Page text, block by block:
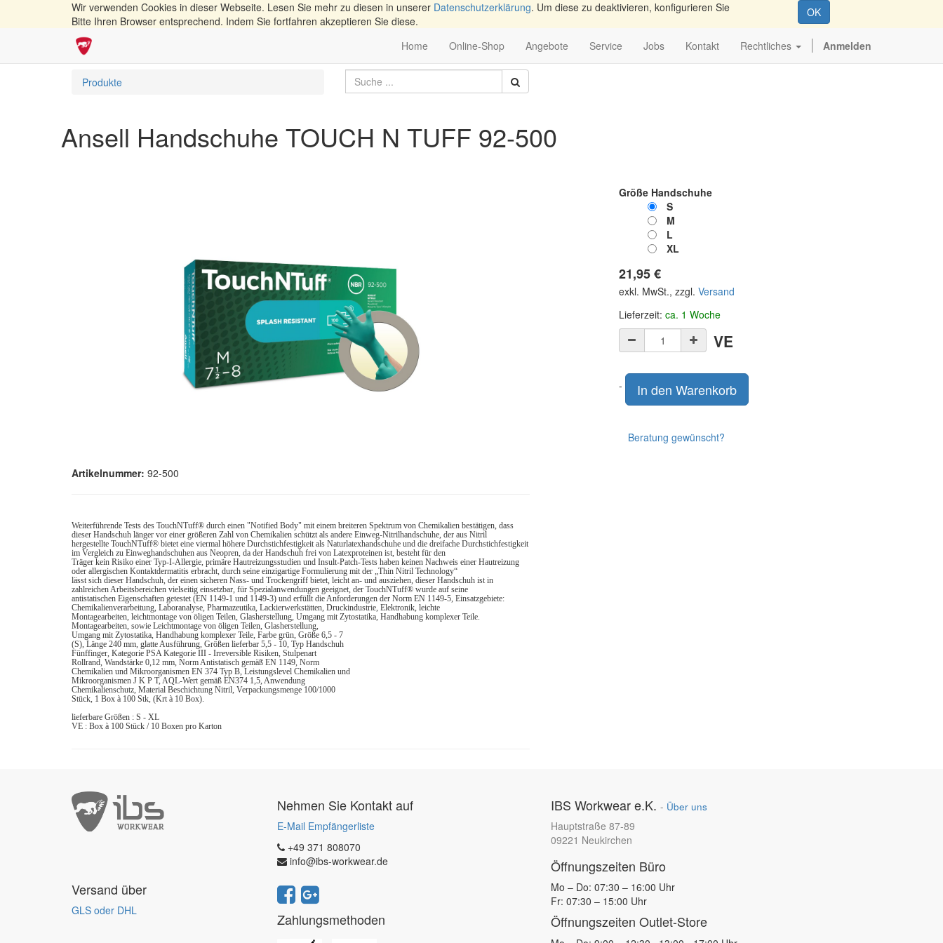
Wir verwenden Cookies in dieser Webseite. Lesen Sie mehr zu diesen in unserer Datenschutzerklärung. Um diese zu deaktivieren, konfigurieren Sie
Bitte Ihren Browser entsprechend. Indem Sie fortfahren akzeptieren Sie diese.
OK
Home Online-Shop Angebote Service Jobs Kontakt Rechtliches Anmelden
Produkte
Ansell Handschuhe TOUCH N TUFF 92-500
Artikelnummer: 92-500
Weiterführende Tests des TouchNTuff® durch einen "Notified Body" mit einem breiteren Spektrum von Chemikalien bestätigen, dass
dieser Handschuh länger vor einer größeren Zahl von Chemikalien schützt als andere Einweg-Nitrilhandschuhe, der aus Nitril
hergestellte TouchNTuff® bietet eine viermal höhere Durchstichfestigkeit als Naturlatexhandschuhe und die dreifache Durchstichfestigkeit
im Vergleich zu Einweghandschuhen aus Neopren, da der Handschuh frei von Latexproteinen ist, besteht für den
Träger kein Risiko einer Typ-I-Allergie, primäre Hautreizungsstudien und Insult-Patch-Tests haben keinen Nachweis einer Hautreizung
oder allergischen Kontaktdermatitis erbracht, durch seine einzigartige Formulierung mit der „Thin Nitril Technology“
lässt sich dieser Handschuh, der einen sicheren Nass- und Trockengriff bietet, leicht an- und ausziehen, dieser Handschuh ist in
zahlreichen Arbeitsbereichen vielseitig einsetzbar, für Spezialanwendungen geeignet, der TouchNTuff® wurde auf seine
antistatischen Eigenschaften getestet (EN 1149-1 und 1149-3) und erfüllt die Anforderungen der Norm EN 1149-5, Einsatzgebiete:
Chemikalienverarbeitung, Laboranalyse, Pharmazeutika, Lackierwerkstätten, Druckindustrie, Elektronik, leichte
Montagearbeiten, leichtmontage von öligen Teilen, Glasherstellung, Umgang mit Zytostatika, Handhabung komplexer Teile.
Montagearbeiten, sowie Leichtmontage von öligen Teilen, Glasherstellung,
Umgang mit Zytostatika, Handhabung komplexer Teile, Farbe grün, Größe 6,5 - 7
(S), Länge 240 mm, glatte Ausführung, Größen lieferbar 5,5 - 10, Typ Handschuh
Fünffinger, Kategorie PSA Kategorie III - Irreversible Risiken, Stulpenart
Rollrand, Wandstärke 0,12 mm, Norm Antistatisch gemäß EN 1149, Norm
Chemikalien und Mikroorganismen EN 374 Typ B, Leistungslevel Chemikalien und
Mikroorganismen J K P T, AQL-Wert gemäß EN374 1,5, Anwendung
Chemikalienschutz, Material Beschichtung Nitril, Verpackungsmenge 100/1000
Stück, 1 Box à 100 Stk, (Krt à 10 Box).
lieferbare Größen : S - XL
VE : Box à 100 Stück / 10 Boxen pro Karton
Größe Handschuhe
S
M
L
XL
21,95€
exkl. MwSt., zzgl. Versand
Lieferzeit: ca. 1 Woche
VE
- In den Warenkorb
Beratung gewünscht?
Versand über
GLS oder DHL
Nehmen Sie Kontakt auf
E-Mail Empfängerliste
+49 371 808070
info@ibs-workwear.de
Zahlungsmethoden
IBS Workwear e.K. - Über uns
Hauptstraße 87-89
09221 Neukirchen
Öffnungszeiten Büro
Mo – Do: 07:30 – 16:00 Uhr
Fr: 07:30 – 15:00 Uhr
Öffnungszeiten Outlet-Store